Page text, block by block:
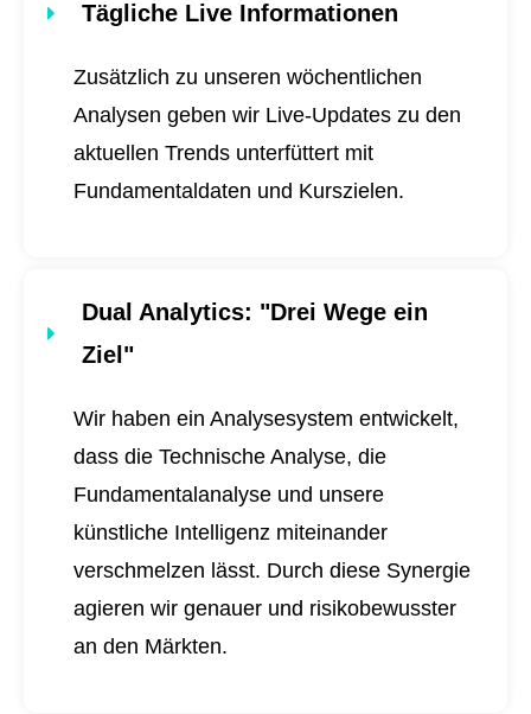
Tägliche Live Informationen
Zusätzlich zu unseren wöchentlichen
Analysen geben wir Live-Updates zu den
aktuellen Trends unterfüttert mit
Fundamentaldaten und Kurszielen.
Dual Analytics: "Drei Wege ein
Ziel"
Wir haben ein Analysesystem entwickelt,
dass die Technische Analyse, die
Fundamentalanalyse und unsere
künstliche Intelligenz miteinander
verschmelzen lässt. Durch diese Synergie
agieren wir genauer und risikobewusster
an den Märkten.